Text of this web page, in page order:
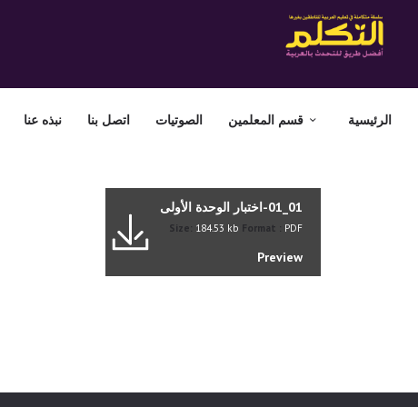
الرئيسية قسم المعلمين الصوتيات اتصل بنا نبذه عنا
01_01-اختبار الوحدة الأولى
Size: 184.53 kb Format : PDF
Preview